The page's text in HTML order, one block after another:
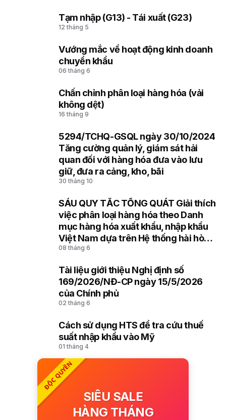
Tạm nhập (G13) - Tái xuất (G23)
12 tháng 5
Vướng mắc về hoạt động kinh doanh
chuyển khẩu
06 tháng 6
Chấn chỉnh phân loại hàng hóa (vải
không dệt)
16 tháng 9
5294/TCHQ-GSQL ngày 30/10/2024
Tăng cường quản lý, giám sát hải
quan đối với hàng hóa đưa vào lưu
giữ, đưa ra cảng, kho, bãi
30 tháng 10
SÁU QUY TẮC TỔNG QUÁT Giải thích
việc phân loại hàng hóa theo Danh
mục hàng hóa xuất khẩu, nhập khẩu
Việt Nam dựa trên Hệ thống hài hòa
mô tả và mã hóa hàng hóa (HS) của
08 tháng 6
Tài liệu giới thiệu Nghị định số
169/2026/NĐ-CP ngày 15/5/2026
của Chính phủ
02 tháng 6
Cách sử dụng HTS để tra cứu thuế
suất nhập khẩu vào Mỹ
01 tháng 4
ĐỘC QUYỀN
SIÊU SALE
HÀNG THÁNG